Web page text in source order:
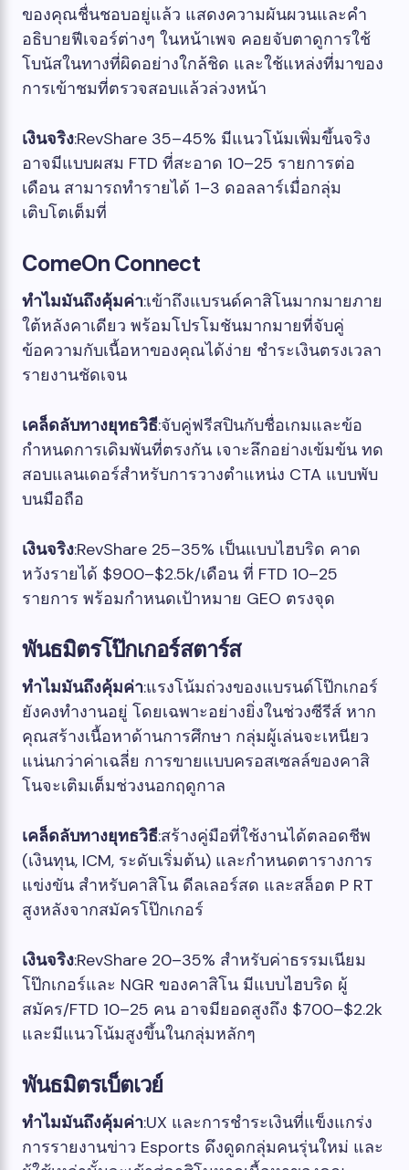
ของคุณชื่นชอบอยู่แล้ว แสดงความผันผวนและคำ
อธิบายฟีเจอร์ต่างๆ ในหน้าเพจ คอยจับตาดูการใช้
โบนัสในทางที่ผิดอย่างใกล้ชิด และใช้แหล่งที่มาของ
การเข้าชมที่ตรวจสอบแล้วล่วงหน้า
เงินจริง:RevShare 35–45% มีแนวโน้มเพิ่มขึ้นจริง
อาจมีแบบผสม FTD ที่สะอาด 10–25 รายการต่อ
เดือน สามารถทำรายได้ 1–3 ดอลลาร์เมื่อกลุ่ม
เติบโตเต็มที่
ComeOn Connect
ทำไมมันถึงคุ้มค่า:เข้าถึงแบรนด์คาสิโนมากมายภาย
ใต้หลังคาเดียว พร้อมโปรโมชันมากมายที่จับคู่
ข้อความกับเนื้อหาของคุณได้ง่าย ชำระเงินตรงเวลา
รายงานชัดเจน
เคล็ดลับทางยุทธวิธี:จับคู่ฟรีสปินกับชื่อเกมและข้อ
กำหนดการเดิมพันที่ตรงกัน เจาะลึกอย่างเข้มข้น ทด
สอบแลนเดอร์สำหรับการวางตำแหน่ง CTA แบบพับ
บนมือถือ
เงินจริง:RevShare 25–35% เป็นแบบไฮบริด คาด
หวังรายได้ $900–$2.5k/เดือน ที่ FTD 10–25
รายการ พร้อมกำหนดเป้าหมาย GEO ตรงจุด
พันธมิตรโป๊กเกอร์สตาร์ส
ทำไมมันถึงคุ้มค่า:แรงโน้มถ่วงของแบรนด์โป๊กเกอร์
ยังคงทำงานอยู่ โดยเฉพาะอย่างยิ่งในช่วงซีรีส์ หาก
คุณสร้างเนื้อหาด้านการศึกษา กลุ่มผู้เล่นจะเหนียว
แน่นกว่าค่าเฉลี่ย การขายแบบครอสเซลล์ของคาสิ
โนจะเติมเต็มช่วงนอกฤดูกาล
เคล็ดลับทางยุทธวิธี:สร้างคู่มือที่ใช้งานได้ตลอดชีพ
(เงินทุน, ICM, ระดับเริ่มต้น) และกำหนดตารางการ
แข่งขัน สำหรับคาสิโน ดีลเลอร์สด และสล็อต P RT
สูงหลังจากสมัครโป๊กเกอร์
เงินจริง:RevShare 20–35% สำหรับค่าธรรมเนียม
โป๊กเกอร์และ NGR ของคาสิโน มีแบบไฮบริด ผู้
สมัคร/FTD 10–25 คน อาจมียอดสูงถึง $700–$2.2k
และมีแนวโน้มสูงขึ้นในกลุ่มหลักๆ
พันธมิตรเบ็ตเวย์
ทำไมมันถึงคุ้มค่า:UX และการชำระเงินที่แข็งแกร่ง
การรายงานข่าว Esports ดึงดูดกลุ่มคนรุ่นใหม่ และ